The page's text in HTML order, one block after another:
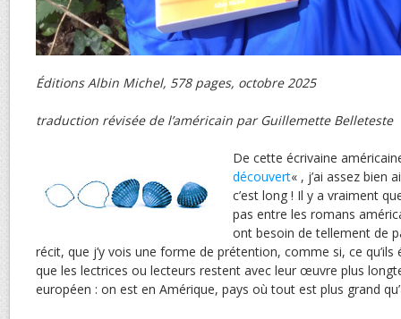
Éditions Albin Michel, 578 pages, octobre 2025
traduction révisée de l’américain par Guillemette Belleteste
De cette écrivaine
découvert« , j’ai assez bien
c’est long ! Il y a vraiment
pas entre les romans
ont besoin de tellement de
récit, que j’y vois une forme de prétention, comme si, ce
que les lectrices ou lecteurs restent avec leur œuvre plus
européen : on est en Amérique, pays où tout est plus grand